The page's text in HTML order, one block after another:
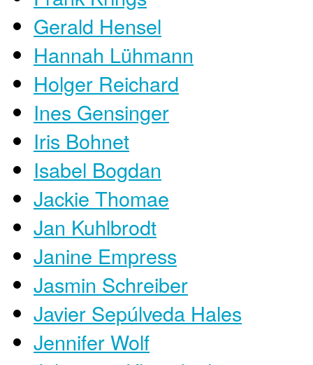
Gerald Hensel
Hannah Lühmann
Holger Reichard
Ines Gensinger
Iris Bohnet
Isabel Bogdan
Jackie Thomae
Jan Kuhlbrodt
Janine Empress
Jasmin Schreiber
Javier Sepúlveda Hales
Jennifer Wolf